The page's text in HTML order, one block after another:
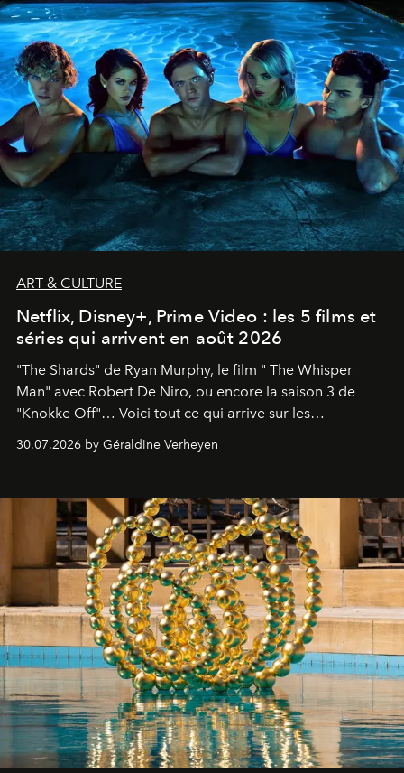
ART & CULTURE
Netflix, Disney+, Prime Video : les 5 films et
séries qui arrivent en août 2026
"The Shards" de Ryan Murphy, le film " The Whisper
Man" avec Robert De Niro, ou encore la saison 3 de
"Knokke Off"… Voici tout ce qui arrive sur les
plateformes de streaming en août 2026.
30.07.2026 by Géraldine Verheyen